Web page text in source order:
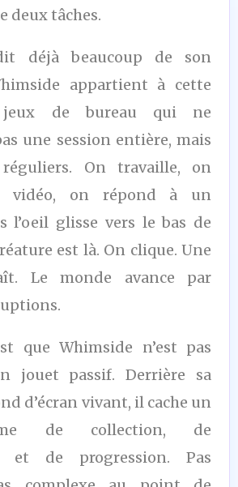
deux tâches.
déjà beaucoup de son
appartient à cette
de bureau qui ne
une session entière, mais
On travaille, on
vidéo, on répond à un
l’oeil glisse vers le bas de
est là. On clique. Une
Le monde avance par
que Whimside n’est pas
jouet passif. Derrière sa
d’écran vivant, il cache un
de collection, de
et de progression. Pas